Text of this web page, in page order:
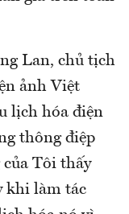
Lan, chủ tịch
ảnh Việt
lịch hóa điện
thông điệp
Tôi thấy
khi làm tác